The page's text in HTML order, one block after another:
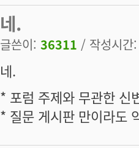
네.
글쓴이: 36311 / 작성시
네.
* 포럼 주제와 무관한 신
* 질문 게시판 만이라도